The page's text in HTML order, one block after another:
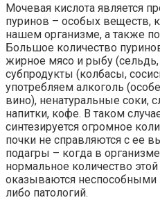
Мочевая кислота является
пуринов – особых веществ,
нашем организме, а также
Большое количество
жирное мясо и рыбу
субпродукты (колбасы,
употребляем алкоголь
вино), ненатуральные соки,
напитки, кофе. В таком
синтезируется огромное
почки не справляются с ее
подагры – когда в
нормальное количество
оказываются неспособными
либо патологий.